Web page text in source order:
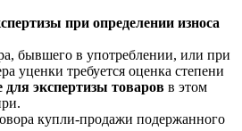
при определении износа
бывшего в употреблении, или при
уценки требуется оценка степени
для экспертизы товаров в этом
купли-продажи подержанного